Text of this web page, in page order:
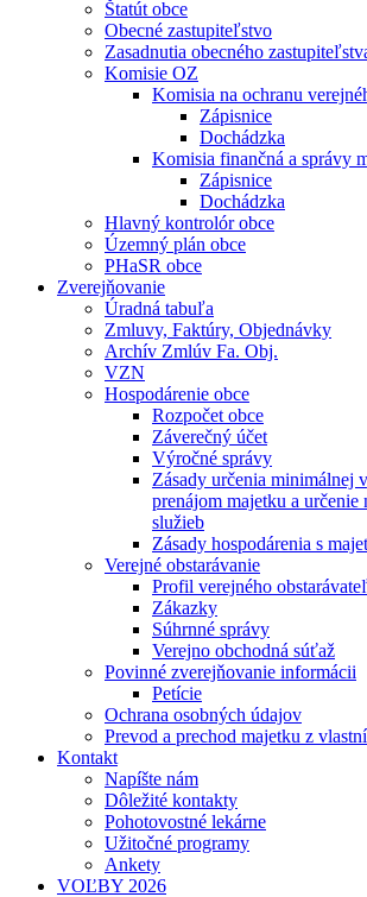
Štatút obce
Obecné zastupiteľstvo
Zasadnutia obecného
Komisie OZ
Komisia na ochranu
Zápisnice
Dochádzka
Komisia finančná a správy
Zápisnice
Dochádzka
Hlavný kontrolór obce
Územný plán obce
PHaSR obce
Zverejňovanie
Úradná tabuľa
Zmluvy, Faktúry, Objednávky
Archív Zmlúv Fa. Obj.
VZN
Hospodárenie obce
Rozpočet obce
Záverečný účet
Výročné správy
Zásady určenia minimálnej
prenájom majetku a
služieb
Zásady hospodárenia s
Verejné obstarávanie
Profil verejného
Zákazky
Súhrnné správy
Verejno obchodná súťaž
Povinné zverejňovanie informácii
Petície
Ochrana osobných údajov
Prevod a prechod majetku z
Kontakt
Napíšte nám
Dôležité kontakty
Pohotovostné lekárne
Užitočné programy
Ankety
VOĽBY 2026